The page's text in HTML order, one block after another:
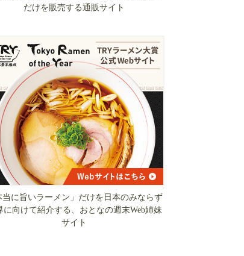
だけを販売する通販サイト
当に旨いラーメン」だけを日本のみならず
に向けて紹介する、おとなの週末Web姉妹
サイト